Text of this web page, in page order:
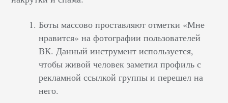
Боты массово проставляют отметки «Мне
нравится» на фотографии пользователей
ВК. Данный инструмент используется,
чтобы живой человек заметил профиль с
рекламной ссылкой группы и перешел на
него.